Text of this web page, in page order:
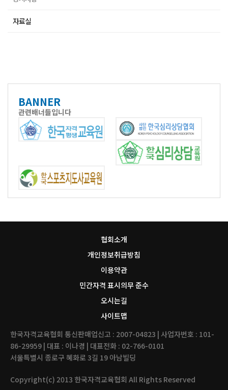
자료실
BANNER
관련배너들입니다
협회소개
개인정보취급방침
이용약관
민간자격 표시의무 준수
오시는길
사이트맵
한국자격교육협회 통신판매업신고 : 2007-04823 | 사업자번호 : 101-
86-29959 | 대표 : 이나경 | 대표전화 : 02-766-0101
서울특별시 종로구 혜화로 3길 19 아남빌딩
Copyright(c) 2013 한국자격교육협회 All Rights Reserved